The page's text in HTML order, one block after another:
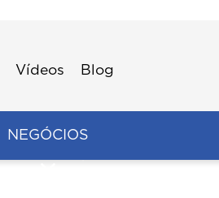
Vídeos Blog
NEGÓCIOS